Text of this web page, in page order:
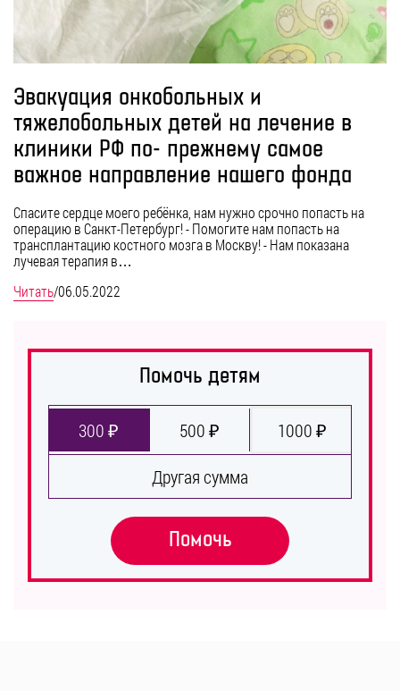
Эвакуация онкобольных и
тяжелобольных детей на лечение в
клиники РФ по- прежнему самое
важное направление нашего фонда
Спасите сердце моего ребёнка, нам нужно срочно попасть на
операцию в Санкт-Петербург! - Помогите нам попасть на
трансплантацию костного мозга в Москву! - Нам показана
лучевая терапия в…
Читать/06.05.2022
Помочь детям
300 ₽ 500 ₽
1000 ₽
Другая сумма
Помочь